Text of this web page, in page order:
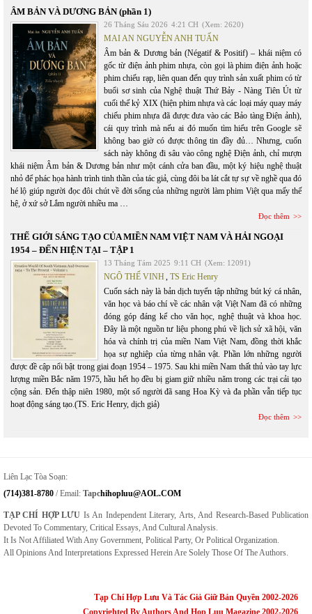
ÂM BẢN VÀ DƯƠNG BẢN (phần 1)
26 Tháng Sáu 2026 4:21 CH (Xem: 2620)
MAI AN NGUYỄN ANH TUẤN
Âm bản & Dương bản (Négatif & Positif) – khái niệm có
gốc từ điện ảnh phim nhựa, còn gọi là phim điện ảnh hoặc
phim chiếu rạp, liên quan đến quy trình sản xuất phim có từ
buổi sơ sinh của Nghệ thuật Thứ Bảy - Nàng Tiên Út từ
cuối thế kỷ XIX (hiện phim nhựa và các loại máy quay máy
chiếu phim nhựa đã được đưa vào các Bảo tàng Điện ảnh),
cái quy trình mà nếu ai đó muốn tìm hiểu trên Google sẽ
không bao giờ có được thông tin đầy đủ… Nhưng, cuốn
sách này không đi sâu vào công nghệ Điện ảnh, chỉ mượn
khái niệm Âm bản & Dương bản như một cánh cửa ban đầu, một ký hiệu nghệ thuật
nhỏ để phác họa hành trình tinh thần của tác giả, cùng đôi ba lát cắt tự sự về nghề qua đó
hé lộ giúp người đọc đôi chút về đời sống của những người làm phim Việt qua mấy thế
hệ, ở xứ sở Lắm người nhiều ma …
Đọc thêm
THẾ GIỚI SÁNG TẠO CỦA MIỀN NAM VIỆT NAM VÀ HẢI NGOẠI
1954 – ĐẾN HIỆN TẠI – TẬP 1
13 Tháng Tám 2025 9:11 CH (Xem: 12091)
NGÔ THẾ VINH TS Eric Henry
Cuốn sách này là bản dịch tuyển tập những bút ký cá nhân,
văn học và báo chí về các nhân vật Việt Nam đã có những
đóng góp đáng kể cho văn học, nghệ thuật và khoa học.
Đây là một nguồn tư liệu phong phú về lịch sử xã hội, văn
hóa và chính trị của miền Nam Việt Nam, đồng thời khắc
họa sự nghiệp của từng nhân vật. Phần lớn những người
được đề cập nổi bật trong giai đoạn 1954 – 1975. Sau khi miền Nam thất thủ vào tay lực
lượng miền Bắc năm 1975, hầu hết họ đều bị giam giữ nhiều năm trong các trại cải tạo
cộng sản. Đến thập niên 1980, một số người đã sang Hoa Kỳ và đa phần vẫn tiếp tục
hoạt động sáng tạo.(TS. Eric Henry, dịch giả)
Đọc thêm
Liên Lạc Tòa Soạn:
(714)381-8780 / Email: TapcHihopluu@AOL.COM
TẠP CHÍ HỢP LƯU Is An Independent Literary, Arts, And Research-Based Publication
Devoted To Commentary, Critical Essays, And Cultural Analysis.
It Is Not Affiliated With Any Government, Political Party, Or Political Organization.
All Opinions And Interpretations Expressed Herein Are Solely Those Of The Authors.
Tạp Chí Hợp Lưu Và Tác Giả Giữ Bản Quyền 2002-2026
Copyrighted By Authors And Hop Luu Magazine 2002-2026